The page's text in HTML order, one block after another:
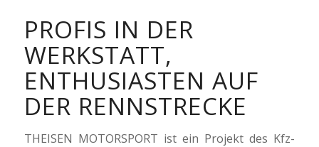
PROFIS IN DER
WERKSTATT,
ENTHUSIASTEN AUF
DER RENNSTRECKE
THEISEN MOTORSPORT ist ein Projekt des Kfz-